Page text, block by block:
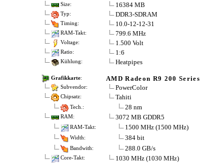
Size: 16384 MB
Typ: DDR3-SDRAM
Timing: 10.0-12-12-31
RAM-Takt: 799.6 MHz
Voltage: 1.500 Volt
Ratio: 1:6
Kühlung: Heatpipes
Grafikkarte: AMD Radeon R9 200 Series
Subvendor: PowerColor
Chipsatz: Tahiti
Tech.: 28 nm
RAM: 3072 MB GDDR5
RAM-Takt: 1500 MHz (1500 MHz)
Width: 384 bit
Bandwith: 288.0 GB/s
Core-Takt: 1030 MHz (1030 MHz)